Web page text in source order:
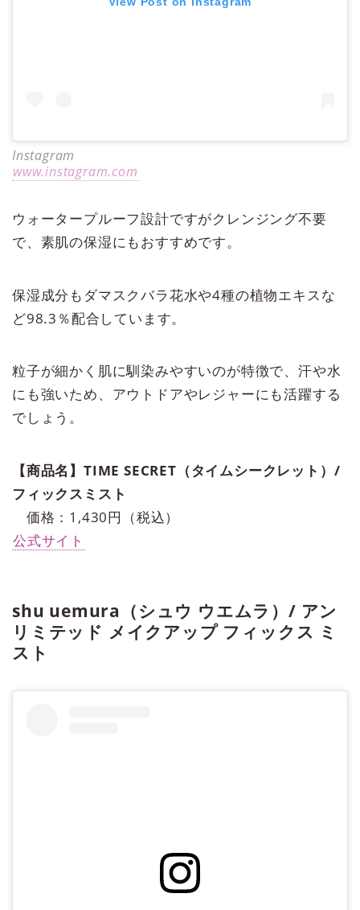
Instagram
www.instagram.com
ウォータープルーフ設計ですがクレンジング不要
で、素肌の保湿にもおすすめです。
保湿成分もダマスクバラ花水や4種の植物エキスな
ど98.3％配合しています。
粒子が細かく肌に馴染みやすいのが特徴で、汗や水
にも強いため、アウトドアやレジャーにも活躍する
でしょう。
【商品名】TIME SECRET（タイムシークレット）/
フィックスミスト
価格：1,430円（税込）
公式サイト
shu uemura（シュウ ウエムラ）/ アン
リミテッド メイクアップ フィックス ミ
スト